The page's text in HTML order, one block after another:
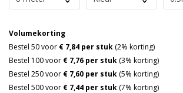
Volumekorting
Bestel 50 voor € 7,84 per stuk (2% korting)
Bestel 100 voor € 7,76 per stuk (3% korting)
Bestel 250 voor € 7,60 per stuk (5% korting)
Bestel 500 voor € 7,44 per stuk (7% korting)